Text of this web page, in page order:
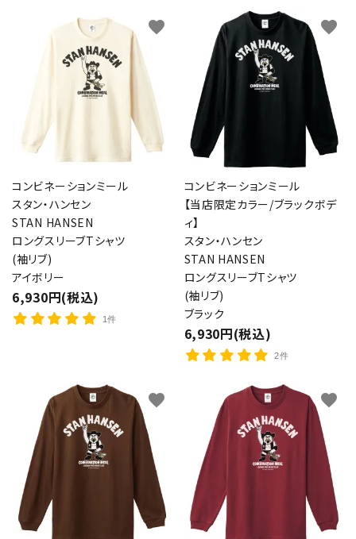
コンビネーションミール
スタン・ハンセン
STAN HANSEN
ロングスリーブTシャツ
(袖リブ)
アイボリー
6,930円(税込)
1件
favorite
コンビネーションミール
【当店限定カラー/ブラックボデ
ィ】
スタン・ハンセン
STAN HANSEN
ロングスリーブTシャツ
(袖リブ)
ブラック
6,930円(税込)
2件
favorite
favorite favorite